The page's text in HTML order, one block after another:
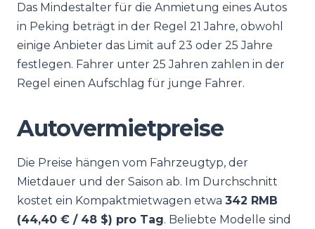
Das Mindestalter für die Anmietung eines Autos
in Peking beträgt in der Regel 21 Jahre, obwohl
einige Anbieter das Limit auf 23 oder 25 Jahre
festlegen. Fahrer unter 25 Jahren zahlen in der
Regel einen Aufschlag für junge Fahrer.
Autovermietpreise
Die Preise hängen vom Fahrzeugtyp, der
Mietdauer und der Saison ab. Im Durchschnitt
kostet ein Kompaktmietwagen etwa 342 RMB
(44,40 € / 48 $) pro Tag. Beliebte Modelle sind